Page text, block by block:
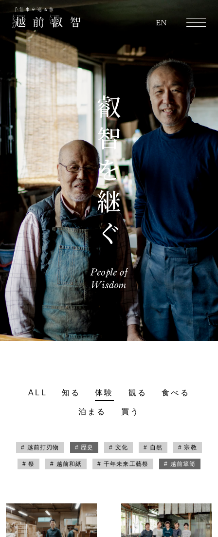
EN
ALL 知る 体験 観る 食べる
泊まる 買う
# 越前打刃物 # 歴史 # 文化 # 自然 # 宗教
# 祭 # 越前和紙 # 千年未来工藝祭 # 越前箪笥